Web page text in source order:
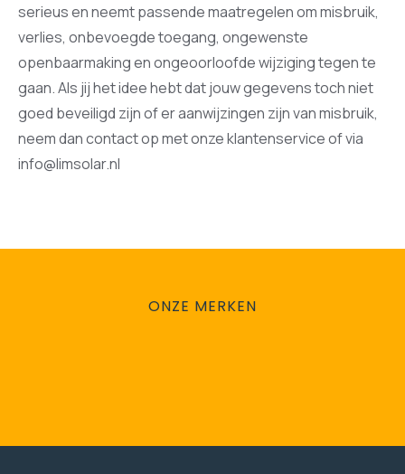
serieus en neemt passende maatregelen om misbruik,
verlies, onbevoegde toegang, ongewenste
openbaarmaking en ongeoorloofde wijziging tegen te
gaan. Als jij het idee hebt dat jouw gegevens toch niet
goed beveiligd zijn of er aanwijzingen zijn van misbruik,
neem dan contact op met onze klantenservice of via
info@limsolar.nl
ONZE MERKEN